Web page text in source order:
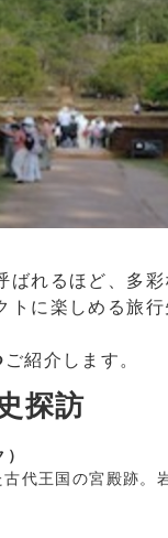
ばれるほど、多
に楽しめる旅
ご紹介します。
探訪
代王国の宮殿跡。